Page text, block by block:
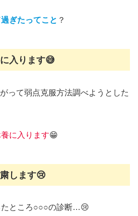
ぎたってこと ？
入ります😅
って弱点克服方法調べようとした
に入ります😁
します😢
たところ○○○の診断…😢